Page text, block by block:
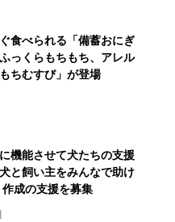
食べられる「備蓄おにぎ
っくらもちもち、アレル
ちむすび」が登場
機能させて犬たちの支援
と飼い主をみんなで助け
成の支援を募集